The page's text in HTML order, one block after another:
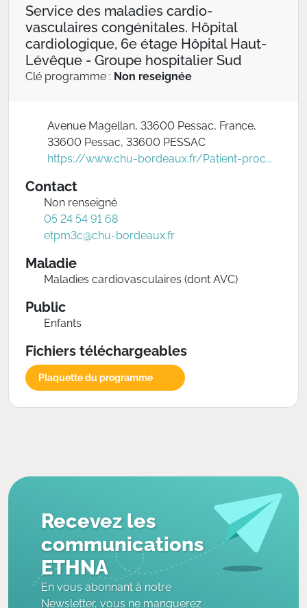
Service des maladies cardio-
vasculaires congénitales. Hôpital
cardiologique, 6e étage Hôpital Haut-
Lévêque - Groupe hospitalier Sud
Clé programme : Non reseignée
Avenue Magellan, 33600 Pessac, France,
33600 Pessac, 33600 PESSAC
https://www.chu-bordeaux.fr/Patient-proc...
Contact
Non renseigné
05 24 54 91 68
etpm3c@chu-bordeaux.fr
Maladie
Maladies cardiovasculaires (dont AVC)
Public
Enfants
Fichiers téléchargeables
Plaquette du programme
Recevez les
communications
ETHNA
En vous abonnant à notre
Newsletter, vous ne manquerez